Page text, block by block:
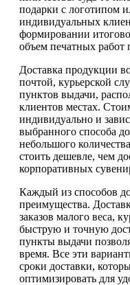
подарки с логотипом
индивидуальных
формировании
объем печатных работ
Доставка продукции
почтой, курьерской
пунктов выдачи,
клиентов местах.
индивидуально и
выбранного способа
небольшого
стоить дешевле, чем
корпоративных
Каждый из способов
преимущества.
заказов малого веса,
быструю и точную
пункты выдачи
время. Все эти
сроки доставки,
оптимизировать для